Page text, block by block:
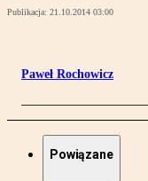
Publikacja: 21.10.2014 03:00
Paweł Rochowicz
Powiązane